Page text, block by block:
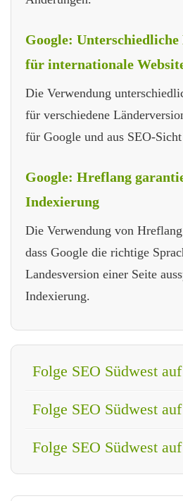
Google:
für internationale
Die Verwendung
für verschiedene
für Google und aus SEO-
Google: Hreflang
Indexierung
Die Verwendung von
dass Google die richtige
Landesversion einer Seite
Indexierung.
Folge SEO Südwest
Folge SEO Südwest
Folge SEO Südwest